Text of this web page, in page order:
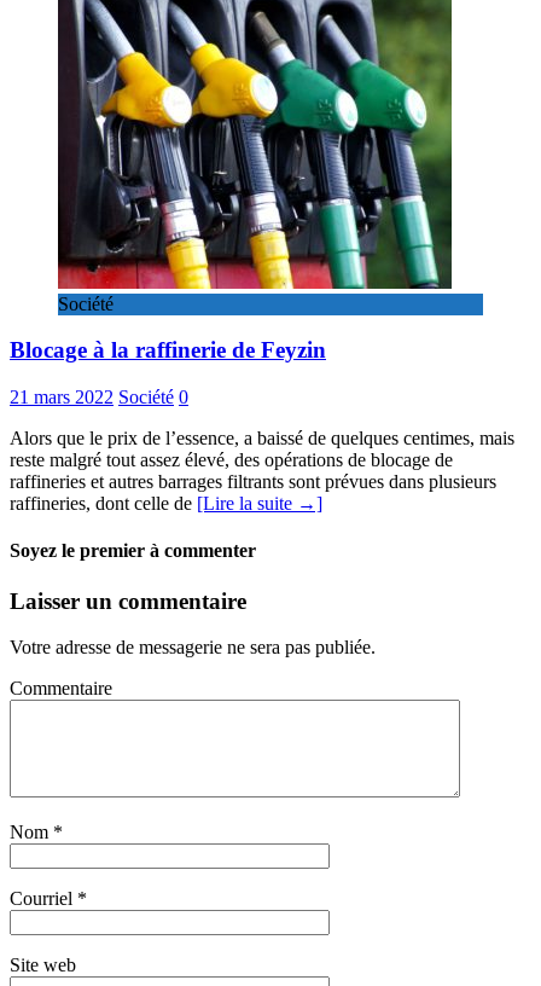
Société
Blocage à la raffinerie de Feyzin
21 mars 2022 Société 0
Alors que le prix de l’essence, a baissé de quelques centimes, mais
reste malgré tout assez élevé, des opérations de blocage de
raffineries et autres barrages filtrants sont prévues dans plusieurs
raffineries, dont celle de [Lire la suite →]
Soyez le premier à commenter
Laisser un commentaire
Votre adresse de messagerie ne sera pas publiée.
Commentaire
Nom *
Courriel *
Site web